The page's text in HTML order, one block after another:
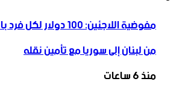
مفوضية اللاجئين: 100
من لبنان إلى سوريا مع تأمين نقله
منذ 6 ساعات